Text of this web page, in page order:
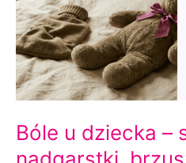
Bóle u dziecka –
stawy,
kostki,
nadgarstki,
brzuszek.
Co
naprawdę